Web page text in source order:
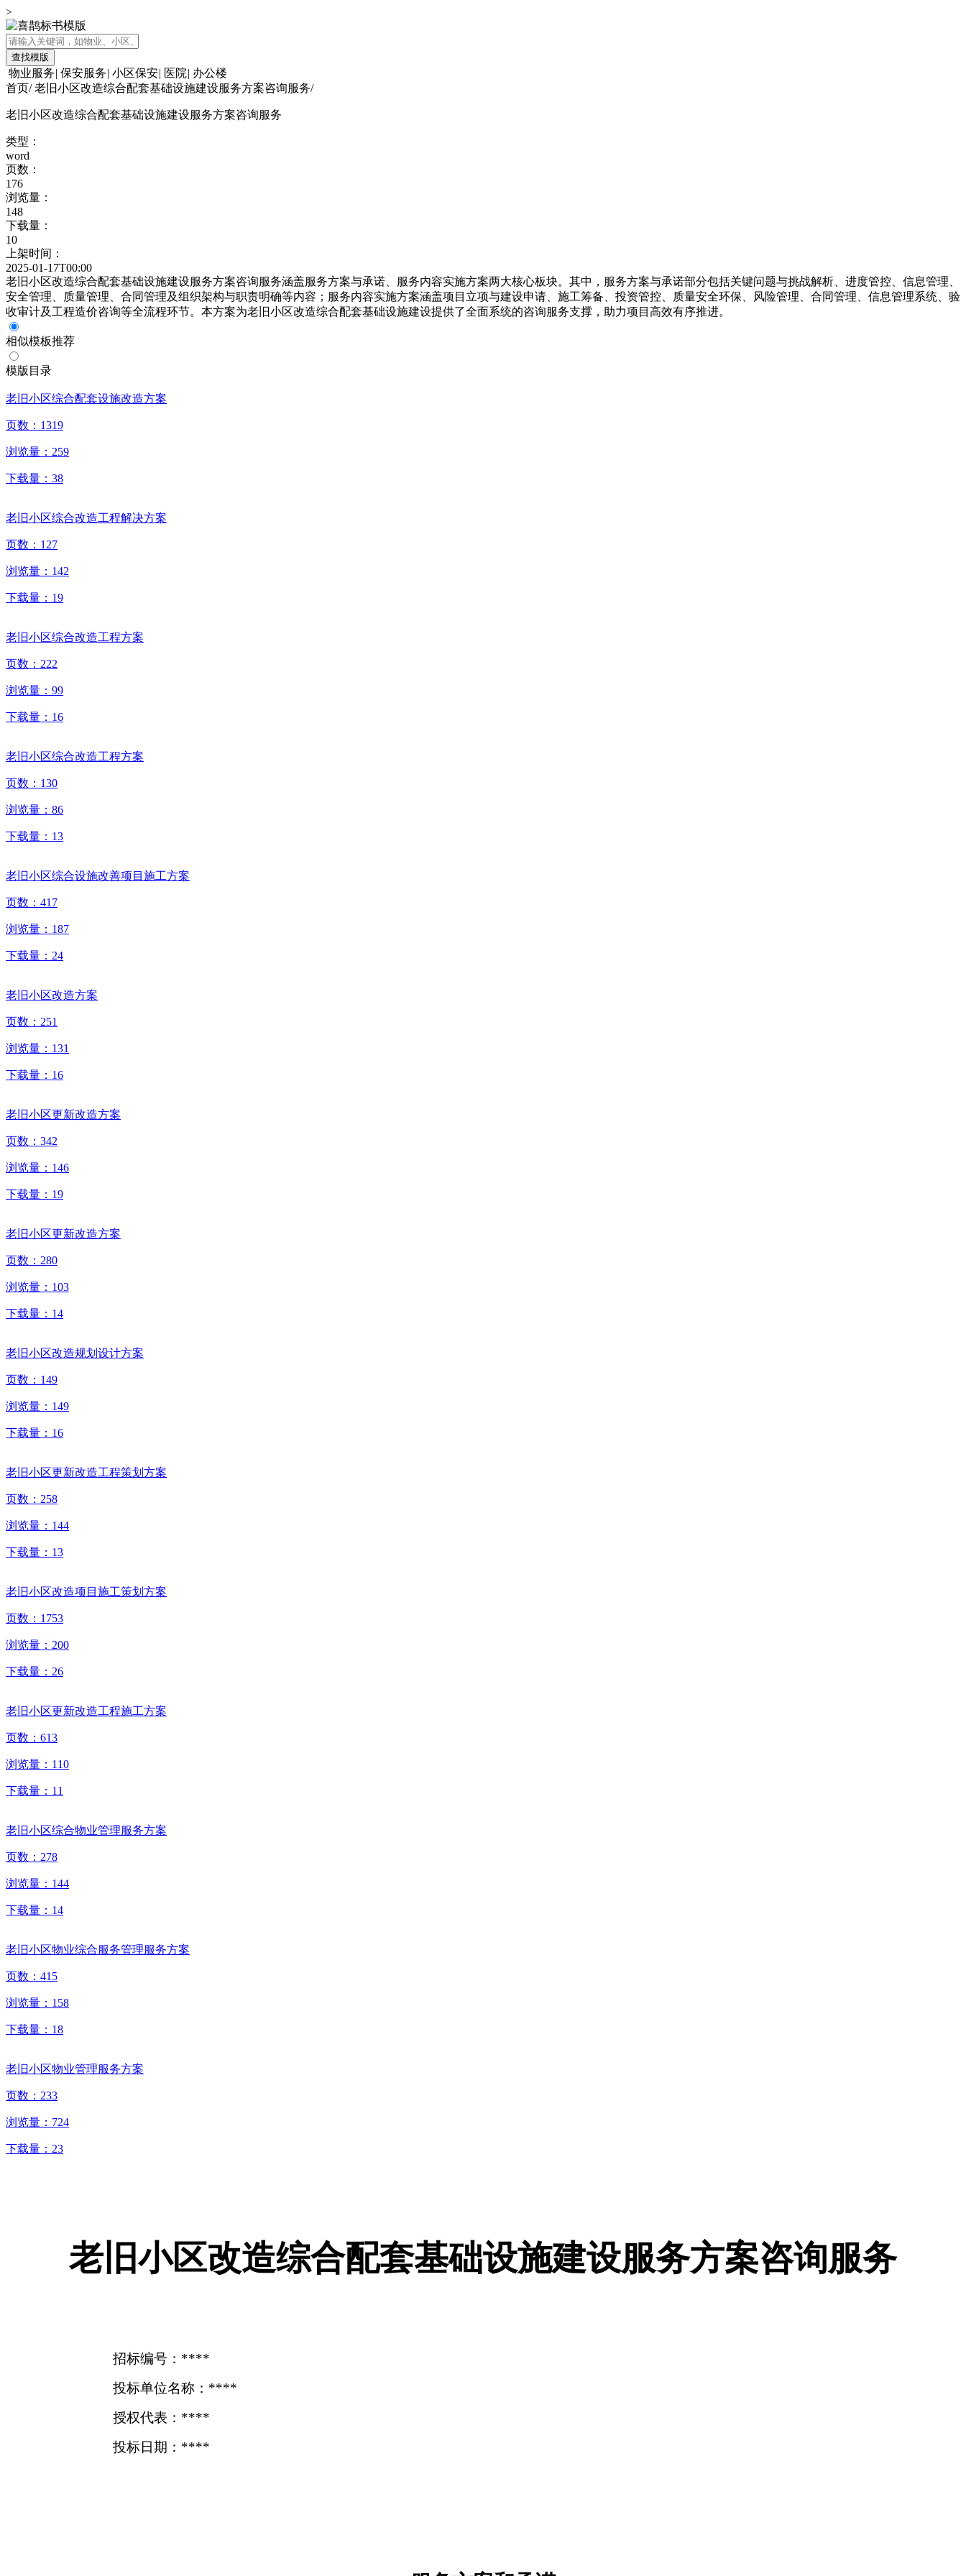
>
查找模版
物业服务| 保安服务| 小区保安| 医院| 办公楼
首页/ 老旧小区改造综合配套基础设施建设服务方案咨询服务/
老旧小区改造综合配套基础设施建设服务方案咨询服务
类型：
word
页数：
176
浏览量：
148
下载量：
10
上架时间：
2025-01-17T00:00
老旧小区改造综合配套基础设施建设服务方案咨询服务涵盖服务方案与承诺、服务内容实施方案两大核心板块。其中，服务方案与承诺部分包括关键问题与挑战解析、进度管控、信息管理、
安全管理、质量管理、合同管理及组织架构与职责明确等内容；服务内容实施方案涵盖项目立项与建设申请、施工筹备、投资管控、质量安全环保、风险管理、合同管理、信息管理系统、验
收审计及工程造价咨询等全流程环节。本方案为老旧小区改造综合配套基础设施建设提供了全面系统的咨询服务支撑，助力项目高效有序推进。
相似模板推荐
模版目录
老旧小区综合配套设施改造方案
页数： 1319
浏览量： 259
下载量： 38
老旧小区综合改造工程解决方案
页数： 127
浏览量： 142
下载量： 19
老旧小区综合改造工程方案
页数： 222
浏览量： 99
下载量： 16
老旧小区综合改造工程方案
页数： 130
浏览量： 86
下载量： 13
老旧小区综合设施改善项目施工方案
页数： 417
浏览量： 187
下载量： 24
老旧小区改造方案
页数： 251
浏览量： 131
下载量： 16
老旧小区更新改造方案
页数： 342
浏览量： 146
下载量： 19
老旧小区更新改造方案
页数： 280
浏览量： 103
下载量： 14
老旧小区改造规划设计方案
页数： 149
浏览量： 149
下载量： 16
老旧小区更新改造工程策划方案
页数： 258
浏览量： 144
下载量： 13
老旧小区改造项目施工策划方案
页数： 1753
浏览量： 200
下载量： 26
老旧小区更新改造工程施工方案
页数： 613
浏览量： 110
下载量： 11
老旧小区综合物业管理服务方案
页数： 278
浏览量： 144
下载量： 14
老旧小区物业综合服务管理服务方案
页数： 415
浏览量： 158
下载量： 18
老旧小区物业管理服务方案
页数： 233
浏览量： 724
下载量： 23
老旧小区改造综合配套基础设施建设服务方案咨询服务
招标编号：****
投标单位名称：****
授权代表：****
投标日期：****